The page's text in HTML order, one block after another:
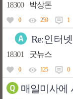
18300 박상돈
0 259 1
Re:인터
18301 굿뉴스
0 125 0
매일미사에